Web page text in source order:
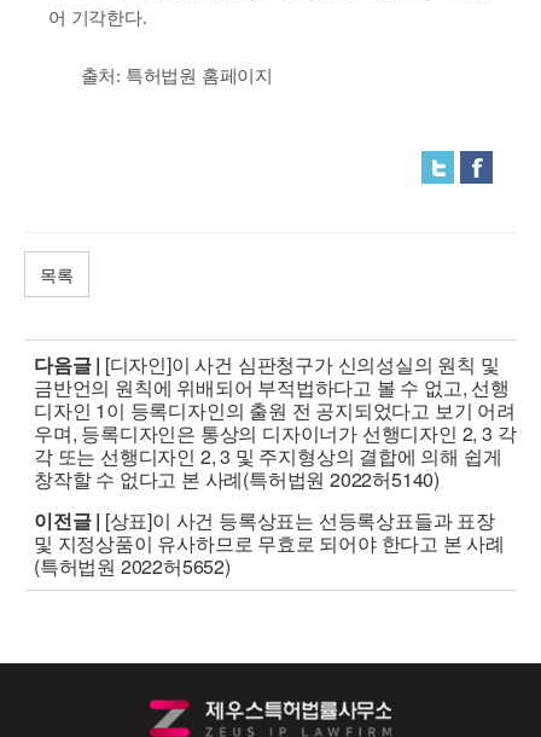
어 기각한다.
출처: 특허법원 홈페이지
목록
다음글 | [디자인]이 사건 심판청구가 신의성실의 원칙 및
금반언의 원칙에 위배되어 부적법하다고 볼 수 없고, 선행
디자인 1이 등록디자인의 출원 전 공지되었다고 보기 어려
우며, 등록디자인은 통상의 디자이너가 선행디자인 2, 3 각
각 또는 선행디자인 2, 3 및 주지형상의 결합에 의해 쉽게
창작할 수 없다고 본 사례(특허법원 2022허5140)
이전글 | [상표]이 사건 등록상표는 선등록상표들과 표장
및 지정상품이 유사하므로 무효로 되어야 한다고 본 사례
(특허법원 2022허5652)